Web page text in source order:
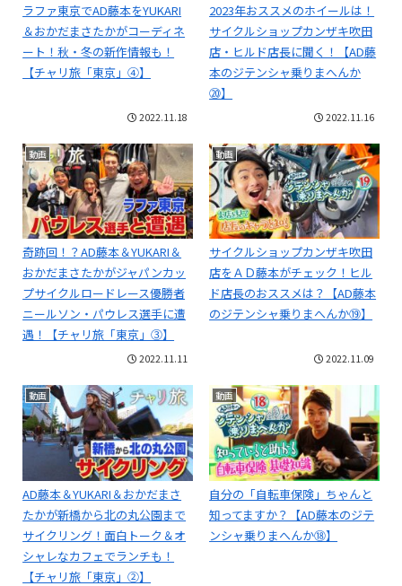
ラファ東京でAD藤本をYUKARI
＆おかだまさたかがコーディネ
ート！秋・冬の新作情報も！
【チャリ旅「東京」④】
2022.11.18
2023年おススメのホイールは！
サイクルショップカンザキ吹田
店・ヒルド店長に聞く！【AD藤
本のジテンシャ乗りまへんか
⑳】
2022.11.16
動画
奇跡回！？AD藤本＆YUKARI＆
おかだまさたかがジャパンカッ
プサイクルロードレース優勝者
ニールソン・パウレス選手に遭
遇！【チャリ旅「東京」③】
2022.11.11
動画
サイクルショップカンザキ吹田
店をＡＤ藤本がチェック！ヒル
ド店長のおススメは？【AD藤本
のジテンシャ乗りまへんか⑲】
2022.11.09
動画
AD藤本＆YUKARI＆おかだまさ
たかが新橋から北の丸公園まで
サイクリング！面白トーク＆オ
シャレなカフェでランチも！
【チャリ旅「東京」②】
動画
自分の「自転車保険」ちゃんと
知ってますか？【AD藤本のジテ
ンシャ乗りまへんか⑱】